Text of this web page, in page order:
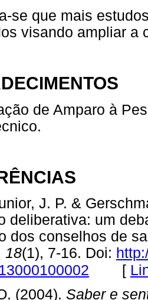
se que mais
visando ampliar a
de Amparo à
J. P. &
deliberativa: um
dos conselhos de
18(1), 7-16. Doi:
[
(2004). Saber e